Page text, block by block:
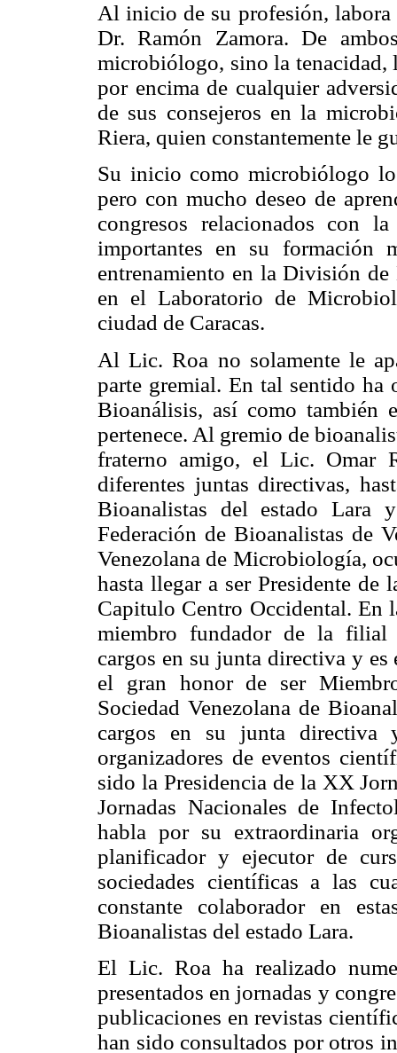
Al inicio de su profesión,
Dr. Ramón Zamora. De
microbiólogo, sino la tenacidad,
por encima de cualquier
de sus consejeros en la
Riera, quien constantemente le
Su inicio como microbiólogo
pero con mucho deseo de
congresos relacionados con
importantes en su formación
entrenamiento en la División
en el Laboratorio de
ciudad de Caracas.
Al Lic. Roa no solamente le
parte gremial. En tal sentido ha
Bioanálisis, así como también
pertenece. Al gremio de
fraterno amigo, el Lic. Omar
diferentes juntas directivas,
Bioanalistas del estado
Federación de Bioanalistas de
Venezolana de Microbiología,
hasta llegar a ser Presidente de
Capitulo Centro Occidental. En
miembro fundador de la filial
cargos en su junta directiva y
el gran honor de ser
Sociedad Venezolana de
cargos en su junta directiva
organizadores de eventos
sido la Presidencia de la XX
Jornadas Nacionales de
habla por su extraordinaria
planificador y ejecutor de
sociedades científicas a las
constante colaborador en
Bioanalistas del estado Lara.
El Lic. Roa ha realizado
presentados en jornadas y
publicaciones en revistas
han sido consultados por otros